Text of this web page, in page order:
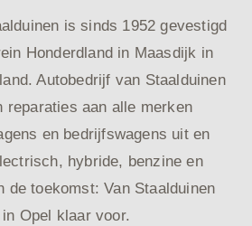
is sinds 1952 gevestigd
Honderdland in Maasdijk in
Autobedrijf van Staalduinen
reparaties aan alle merken
en bedrijfswagens uit en
hybride, benzine en
de toekomst: Van Staalduinen
Opel klaar voor.